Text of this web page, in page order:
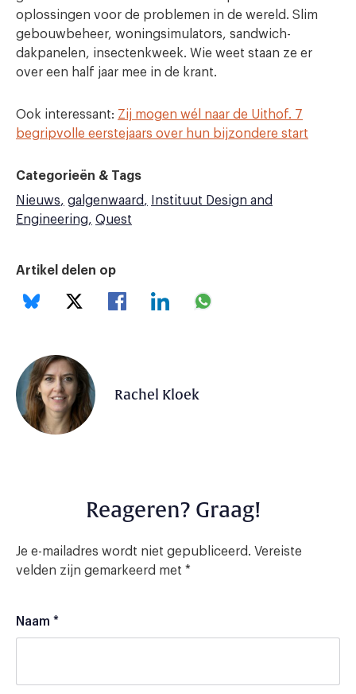
oplossingen voor de problemen in de wereld. Slim
gebouwbeheer, woningsimulators, sandwich-
dakpanelen, insectenkweek. Wie weet staan ze er
over een half jaar mee in de krant.
Ook interessant: Zij mogen wél naar de Uithof. 7
begripvolle eerstejaars over hun bijzondere start
Categorieën & Tags
Nieuws
galgenwaard
Instituut Design and
Engineering
Quest
Artikel delen op
Rachel Kloek
Reageren? Graag!
Je e-mailadres wordt niet gepubliceerd. Vereiste
velden zijn gemarkeerd met *
Naam *